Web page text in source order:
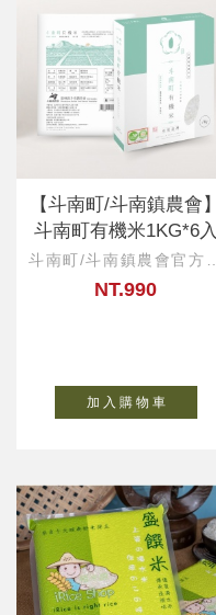
【斗南町/斗南鎮農會】
斗南町有機米1KG*6入
斗南町/斗南鎮農會官方直
營
NT.990
加 入 購 物 車